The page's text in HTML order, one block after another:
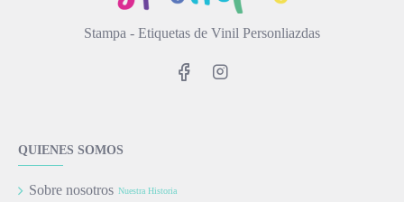
Stampa - Etiquetas de Vinil Personliazdas
QUIENES SOMOS
Sobre nosotros Nuestra Historia